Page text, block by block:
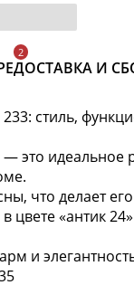
ДОСТАВКА И
стиль,
это идеальное
что делает
«антик
и